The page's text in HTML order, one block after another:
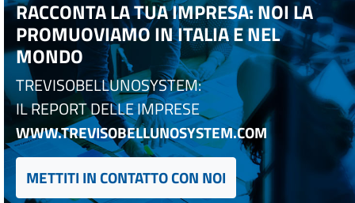
RACCONTA LA TUA IMPRESA: NOI LA
PROMUOVIAMO IN ITALIA E NEL
MONDO
TREVISOBELLUNOSYSTEM:
IL REPORT DELLE IMPRESE
WWW.TREVISOBELLUNOSYSTEM.COM
METTITI IN CONTATTO CON NOI